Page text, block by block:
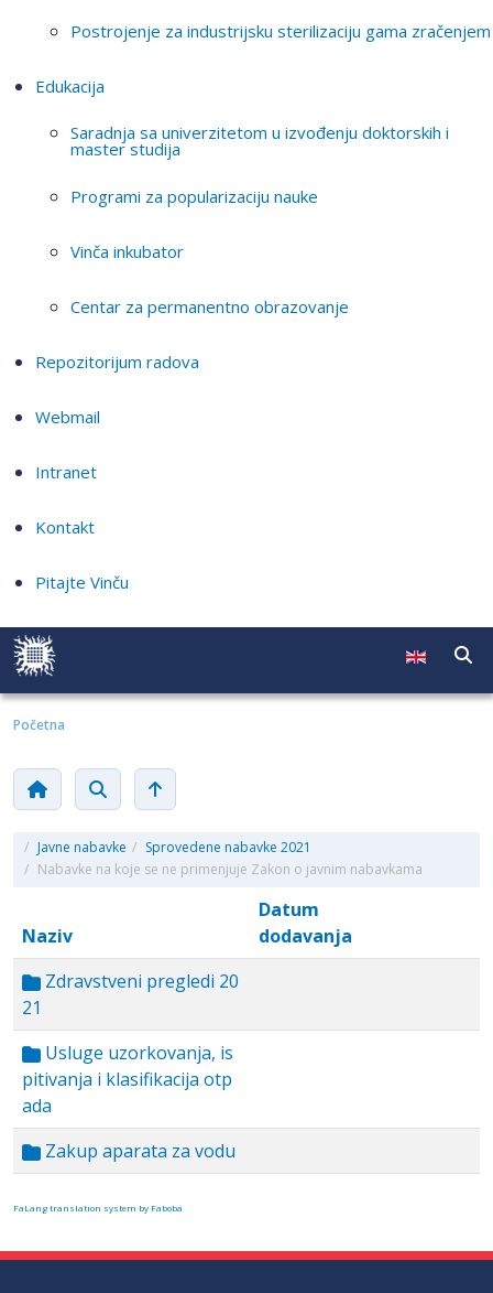
Postrojenje za industrijsku sterilizaciju gama zračenjem
Edukacija
Saradnja sa univerzitetom u izvođenju doktorskih i
master studija
Programi za popularizaciju nauke
Vinča inkubator
Centar za permanentno obrazovanje
Repozitorijum radova
Webmail
Intranet
Kontakt
Pitajte Vinču
Početna
/ Javne nabavke / Sprovedene nabavke 2021
/ Nabavke na koje se ne primenjuje Zakon o javnim nabavkama
Naziv
Datum
dodavanja
Zdravstveni pregledi 20
21
Usluge uzorkovanja, is
pitivanja i klasifikacija otp
ada
Zakup aparata za vodu
FaLang translation system by Faboba